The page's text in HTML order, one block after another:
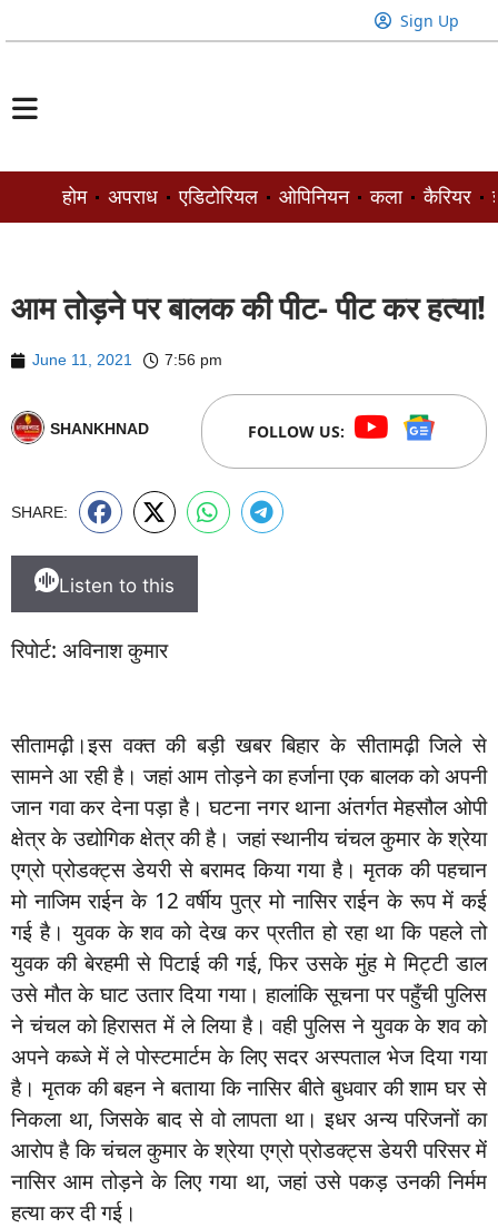
Sign Up
होम अपराध एडिटोरियल ओपिनियन कला कैरियर
आम तोड़ने पर बालक की पीट- पीट कर हत्या!
June 11, 2021 7:56 pm
SHANKHNAD FOLLOW US:
SHARE:
Listen to this
रिपोर्ट: अविनाश कुमार
सीतामढ़ी।इस वक्त की बड़ी खबर बिहार के सीतामढ़ी जिले से
सामने आ रही है। जहां आम तोड़ने का हर्जाना एक बालक को अपनी
जान गवा कर देना पड़ा है। घटना नगर थाना अंतर्गत मेहसौल ओपी
क्षेत्र के उद्योगिक क्षेत्र की है। जहां स्थानीय चंचल कुमार के श्रेया
एग्रो प्रोडक्ट्स डेयरी से बरामद किया गया है। मृतक की पहचान
मो नाजिम राईन के 12 वर्षीय पुत्र मो नासिर राईन के रूप में कई
गई है। युवक के शव को देख कर प्रतीत हो रहा था कि पहले तो
युवक की बेरहमी से पिटाई की गई, फिर उसके मुंह मे मिट्टी डाल
उसे मौत के घाट उतार दिया गया। हालांकि सूचना पर पहुँची पुलिस
ने चंचल को हिरासत में ले लिया है। वही पुलिस ने युवक के शव को
अपने कब्जे में ले पोस्टमार्टम के लिए सदर अस्पताल भेज दिया गया
है। मृतक की बहन ने बताया कि नासिर बीते बुधवार की शाम घर से
निकला था, जिसके बाद से वो लापता था। इधर अन्य परिजनों का
आरोप है कि चंचल कुमार के श्रेया एग्रो प्रोडक्ट्स डेयरी परिसर में
नासिर आम तोड़ने के लिए गया था, जहां उसे पकड़ उनकी निर्मम
हत्या कर दी गई।